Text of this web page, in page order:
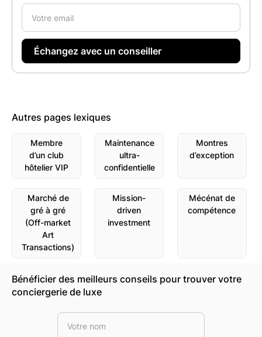
Autres pages lexiques
Membre
d’un club
hôtelier VIP
Maintenance
ultra-
confidentielle
Montres
d’exception
Marché de
gré à gré
(Off-market
Art
Transactions)
Mission-
driven
investment
Mécénat de
compétence
Bénéficier des meilleurs conseils pour trouver votre
conciergerie de luxe